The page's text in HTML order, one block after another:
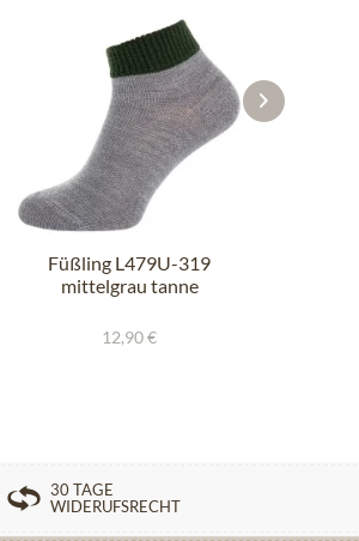
Füßling L479U-319
mittelgrau tanne
12,90 €
30 TAGE
WIDERUFSRECHT